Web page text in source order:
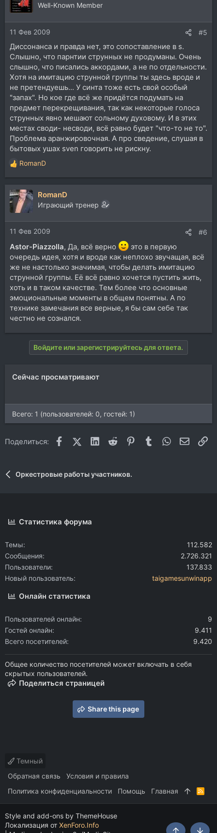
Well-Known Member
11 Фев 2009 #5
Диссонанса и правда нет, это сопоставление в s.
Слышно, что парнтии струнных не продуманы. Очень
слышно, что писались аккордами, а не по отдельности.
Хотя на имитацию струнной группы ты здесь вроде и
не претендуешь... У синта тоже есть свой особый
"запах". Но кое где всё же придётся подумать на
предмет перекрещивания, так как некоторые голоса
струнных явно мешают сольному духовому. И в этих
местах своди- несводи, всё равно будет "что-то не то".
Проблема аранжировочная. А про сведение, слушая в
бытовых ушах sven говорить не рискну.
Р
е
а
к
ц
и
и
:
RomanD
RomanD
Играющий тренер
11 Фев 2009 #6
Astor-Piazzolla, Да, всё верно
это в первую
очередь идея, хотя и вроде как неплохо звучащая, всё
же не настолько значимая, чтобы делать имитацию
струнной группы. Её всё равно хочется пустить жить,
хоть и в таком качестве. Тем более что основные
эмоциональные моменты в общем понятны. А по
технике замечания все верные, я бы сам себе так
честно не сознался.
Войдите или зарегистрируйтесь для ответа.
Сейчас просматривают
Всего: 1 (пользователей: 0, гостей: 1)
Поделиться: FacebookX (Twitter)
LinkedIn
Reddit Pinterest
Tumblr WhatsApp
Оркестровые работы участников.
Статистика форума
Темы
112.582
Сообщения
2.726.321
Пользователи
137.833
Новый пользователь
taigamesunwinapp
Онлайн статистика
Пользователей онлайн
9
Гостей онлайн
9.411
Всего посетителей
9.420
Общее количество посетителей может включать в себя
скрытых пользователей.
Поделиться страницей
Share this page
Темный
Обратная связь
Условия и правила
Политика конфиденциальности
Помощь Главная
R
Style and add-ons by ThemeHouse
Локализация от XenForo.Info